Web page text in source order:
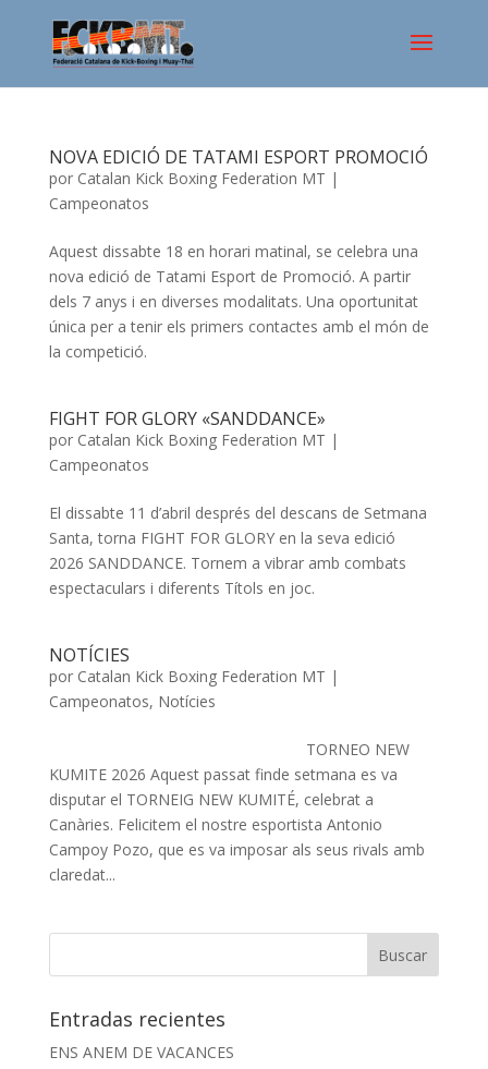
NOVA EDICIÓ DE TATAMI ESPORT PROMOCIÓ
por Catalan Kick Boxing Federation MT |
Campeonatos
Aquest dissabte 18 en horari matinal, se celebra una
nova edició de Tatami Esport de Promoció. A partir
dels 7 anys i en diverses modalitats. Una oportunitat
única per a tenir els primers contactes amb el món de
la competició.
FIGHT FOR GLORY «SANDDANCE»
por Catalan Kick Boxing Federation MT |
Campeonatos
El dissabte 11 d’abril després del descans de Setmana
Santa, torna FIGHT FOR GLORY en la seva edició
2026 SANDDANCE. Tornem a vibrar amb combats
espectaculars i diferents Títols en joc.
NOTÍCIES
por Catalan Kick Boxing Federation MT |
Campeonatos, Notícies
TORNEO NEW
KUMITE 2026 Aquest passat finde setmana es va
disputar el TORNEIG NEW KUMITÉ, celebrat a
Canàries. Felicitem el nostre esportista Antonio
Campoy Pozo, que es va imposar als seus rivals amb
claredat...
Entradas recientes
ENS ANEM DE VACANCES